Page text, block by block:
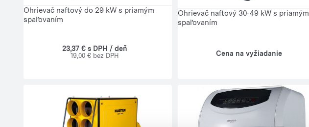
Ohrievač naftový do 29 kW s priamým
spaľovaním
23,37 € s DPH / deň
19,00 € bez DPH
Ohrievač naftový 30-49 kW s priamým
spaľovaním
Cena na vyžiadanie